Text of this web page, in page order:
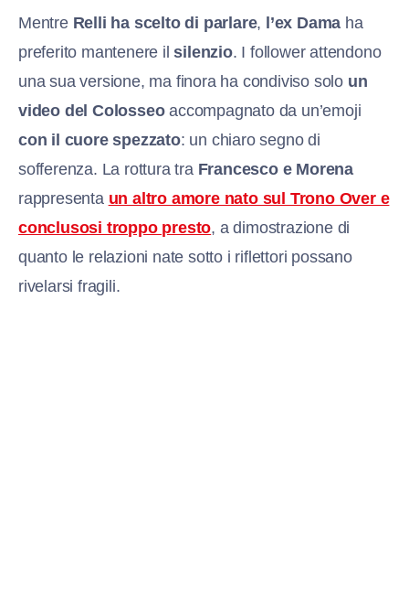
Mentre Relli ha scelto di parlare, l’ex Dama ha
preferito mantenere ilsilenzio. I follower attendono
una sua versione, ma finora ha condiviso solo un
video del Colosseoaccompagnato da un’emoji
con il cuore spezzato: un chiaro segno di
sofferenza. La rottura tra Francesco e Morena
rappresenta un altro amore nato sul Trono Over e
conclusosi troppo presto, a dimostrazione di
quanto le relazioni nate sotto i riflettori possano
rivelarsi fragili.